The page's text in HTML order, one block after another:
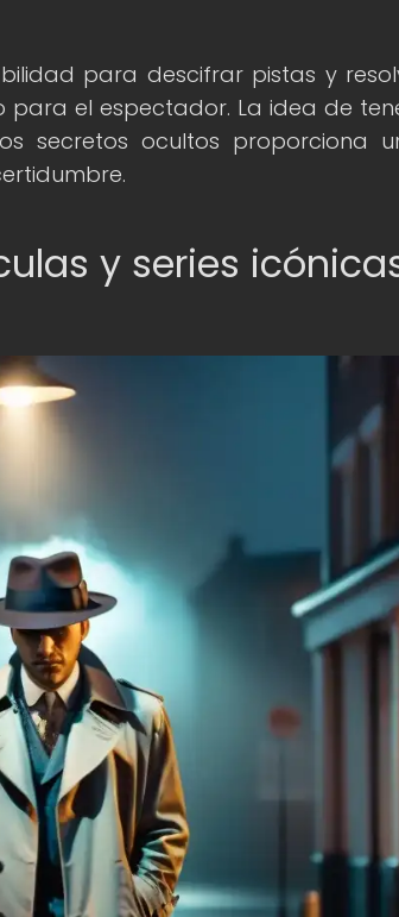
para descifrar pistas y
el espectador. La idea de
secretos ocultos proporciona
y series